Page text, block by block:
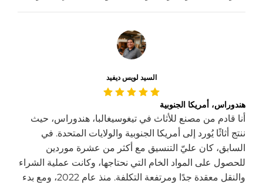
السيد لويس ديفيد
هندوراس، أمريكا الجنوبية
أنا قادم من مصنع للأثاث في تيغوسيغالبا، هندوراس، حيث
ننتج أثاثًا يُورد إلى أمريكا الجنوبية والولايات المتحدة. في
السابق، كان عليّ التنسيق مع أكثر من عشرة موردين
للحصول على المواد الخام التي نحتاجها، وكانت عملية الشراء
والنقل معقدة جدًا ومرتفعة التكلفة. منذ عام 2022، ومع بدء